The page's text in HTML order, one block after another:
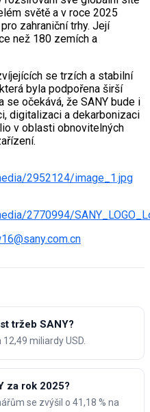
světě a v roce 2025
zahraniční trhy. Její
než 180 zemích a
se trzích a stabilní
byla podpořena širší
se očekává, že SANY bude i
digitalizaci a dekarbonizaci
v oblasti obnovitelných
2952124/image_1.jpg
2770994/
tržeb SANY?
miliardy USD.
za rok 2025?
se zvýšil o 41,18 % na